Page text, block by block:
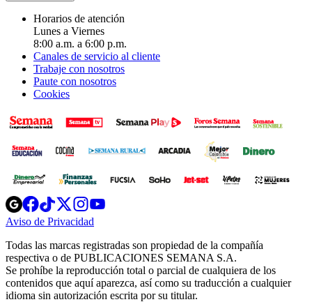
Horarios de atención
Lunes a Viernes
8:00 a.m. a 6:00 p.m.
Canales de servicio al cliente
Trabaje con nosotros
Paute con nosotros
Cookies
Opens
in
new
Opens
in
new
Opens
in
new
window
Opens
new
windowwindow
Aviso de Privacidad
new
window
Todas las marcas registradas son propiedad de la compañía
respectiva o de PUBLICACIONES SEMANA S.A.
Se prohíbe la reproducción total o parcial de cualquiera de los
contenidos que aquí aparezca, así como su traducción a cualquier
idioma sin autorización escrita por su titular.